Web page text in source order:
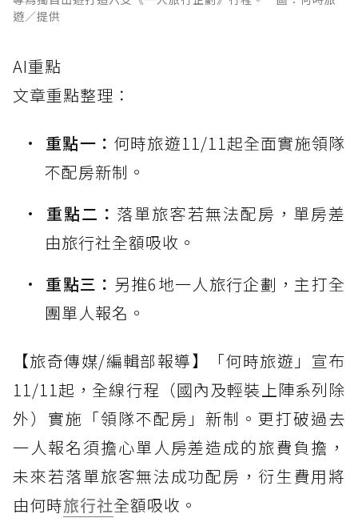
遊／提供
AI重點
文章重點整理：
重點一： 何時旅遊11/11起全面實施領隊
不配房新制。
重點二： 落單旅客若無法配房，單房差
由旅行社全額吸收。
重點三： 另推6地一人旅行企劃，主打全
團單人報名。
【旅奇傳媒/編輯部報導】「何時旅遊」宣布
11/11起，全線行程（國內及輕裝上陣系列除
外）實施「領隊不配房」新制。更打破過去
一人報名須擔心單人房差造成的旅費負擔，
未來若落單旅客無法成功配房，衍生費用將
由何時旅行社全額吸收。